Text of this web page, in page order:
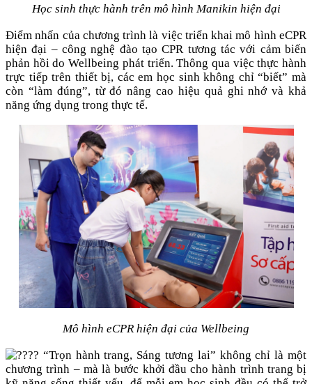
Học sinh thực hành trên mô hình Manikin hiện đại
Điểm nhấn của chương trình là việc triển khai mô hình eCPR
hiện đại – công nghệ đào tạo CPR tương tác với cảm biến
phản hồi do Wellbeing phát triển. Thông qua việc thực hành
trực tiếp trên thiết bị, các em học sinh không chỉ “biết” mà
còn “làm đúng”, từ đó nâng cao hiệu quả ghi nhớ và khả
năng ứng dụng trong thực tế.
Mô hình eCPR hiện đại của Wellbeing
“Trọn hành trang, Sáng tương lai” không chỉ là một
chương trình – mà là bước khởi đầu cho hành trình trang bị